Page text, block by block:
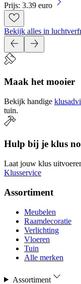
Prijs: 3.39 euro
Bekijk alles in
Maak het mooier
Bekijk handige
tuin.
Hulp bij je klus
Laat jouw klus
Klusservice
Assortiment
Meubelen
Raamdecoratie
Verlichting
Vloeren
Tuin
Alle merken
Assortiment